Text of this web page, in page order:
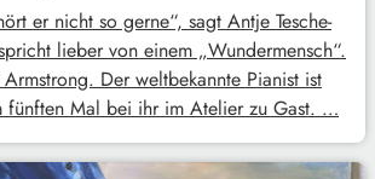
er nicht so gerne“, sagt Antje Tesche-
lieber von einem „Wundermensch“.
Der weltbekannte Pianist ist
fünften Mal bei ihr im Atelier zu Gast. …